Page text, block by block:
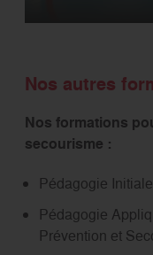
Nos autres
Nos formations
secourisme :
Pédagogie
Pédagogie
Prévention et